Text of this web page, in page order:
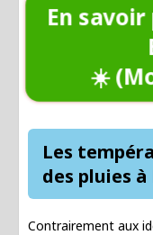
En
☀️
Les
des pluies
Contrairement aux